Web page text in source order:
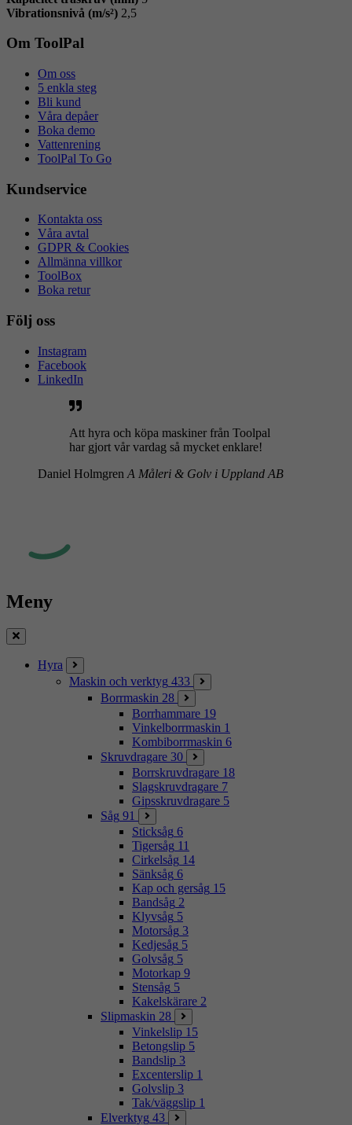
Vibrationsnivå (m/s²) 2,5
Om ToolPal
Om oss
5 enkla steg
Bli kund
Våra depåer
Boka demo
Vattenrening
ToolPal To Go
Kundservice
Kontakta oss
Våra avtal
GDPR & Cookies
Allmänna villkor
ToolBox
Boka retur
Följ oss
Instagram
Facebook
LinkedIn
Att hyra och köpa maskiner från Toolpal
har gjort vår vardag så mycket enklare!
Daniel Holmgren A Måleri & Golv i Uppland AB
Meny
Stäng
Hyra
Maskin och verktyg 433
Borrmaskin 28
Borrhammare 19
Vinkelborrmaskin 1
Kombiborrmaskin 6
Skruvdragare 30
Borrskruvdragare 18
Slagskruvdragare 7
Gipsskruvdragare 5
Såg 91
Sticksåg 6
Tigersåg 11
Cirkelsåg 14
Sänksåg 6
Kap och gersåg 15
Bandsåg 2
Klyvsåg 5
Motorsåg 3
Kedjesåg 5
Golvsåg 5
Motorkap 9
Stensåg 5
Kakelskärare 2
Slipmaskin 28
Vinkelslip 15
Betongslip 5
Bandslip 3
Excenterslip 1
Golvslip 3
Tak/väggslip 1
Elverktyg 43